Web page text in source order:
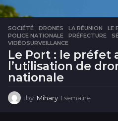
SOCIÉTÉ DRONES ,LA RÉUNION ,LE
POLICE NATIONALE
,PRÉFECTURE ,
VIDÉOSURVEILLANCE
Le Port : le préfet
l’utilisation de
nationale
by Mihary 1 semaine